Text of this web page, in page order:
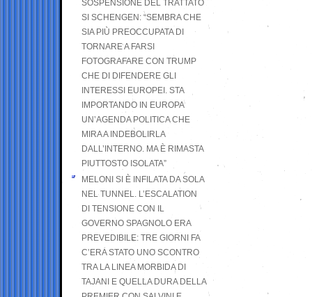
SOSPENSIONE DEL TRATTATO
SI SCHENGEN: “SEMBRA CHE
SIA PIÙ PREOCCUPATA DI
TORNARE A FARSI
FOTOGRAFARE CON TRUMP
CHE DI DIFENDERE GLI
INTERESSI EUROPEI. STA
IMPORTANDO IN EUROPA
UN’AGENDA POLITICA CHE
MIRA A INDEBOLIRLA
DALL’INTERNO. MA È RIMASTA
PIUTTOSTO ISOLATA”
MELONI SI È INFILATA DA SOLA
NEL TUNNEL. L’ESCALATION
DI TENSIONE CON IL
GOVERNO SPAGNOLO ERA
PREVEDIBILE: TRE GIORNI FA
C’ERA STATO UNO SCONTRO
TRA LA LINEA MORBIDA DI
TAJANI E QUELLA DURA DELLA